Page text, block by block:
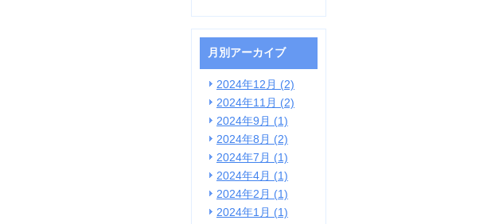
月別アーカイブ
2024年12月 (2)
2024年11月 (2)
2024年9月 (1)
2024年8月 (2)
2024年7月 (1)
2024年4月 (1)
2024年2月 (1)
2024年1月 (1)